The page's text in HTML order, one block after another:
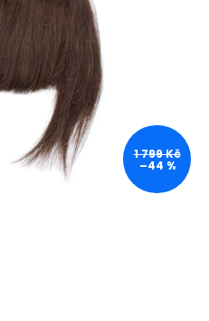
1 799 Kč
–44 %